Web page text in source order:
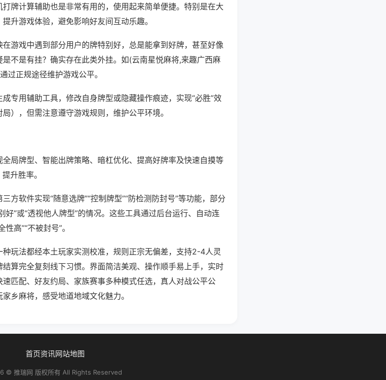
牌计算辅助也是非常有用的，使用起来简单便捷。特别是在大
升游戏体验，避免影响好友间互动乐趣。
游戏中遇到部分用户的牌特别好，总是能拿到好牌，甚至好像
不是有挂？确实存在此类外挂。如(云南星悦麻将,来趣广西麻
过正规途径维护游戏公平。
专用辅助工具，修改自身牌型或隐藏操作痕迹，实现“必胜”效
），但需注意遵守游戏规则，维护公平环境。
局牌型、智能出牌策略、暗杠优化、提高好牌率及快速自摸等
升胜率。
方软件实现“随意选牌”“控制牌型”“防检测防封号”等功能，部分
好”或“透视他人牌型”的情况。这些工具通过后台运行、自动连
高”“不被封号”。
玩法都经本土玩家实测校准，规则正宗无偏差，支持2-4人灵
算完全复刻线下习惯。界面简洁美观、操作顺手易上手，实时
匹配、好友约局、家族赛事多种模式任选，真人对战公平公
乡麻将，感受地道地域文化魅力。
首页资讯网站地图
© 推瑞网 版权所有 All Rights Reserved